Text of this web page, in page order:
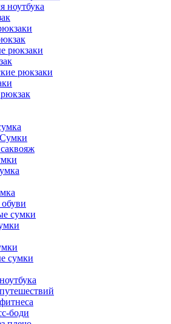
ноутбука
рюкзаки
рюкзаки
сумки
сумки
боди